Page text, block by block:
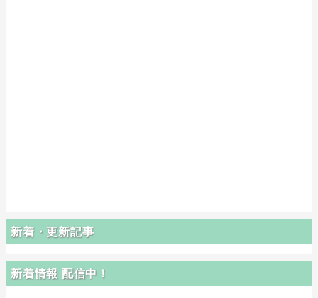
新着・更新記事
新着情報 配信中！